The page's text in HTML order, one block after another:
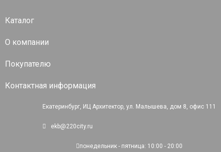
Каталог
О компании
Покупателю
Контактная информация
Екатеринбург, ИЦ Архитектор, ул. Малышева, дом 8, офис 111
ekb@220city.ru
понедельник - пятница: 10:00 - 20:00